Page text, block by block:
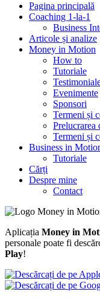
Pagina principală
Coaching 1-la-1
Business
Articole și analize
Money in Motion
How to
Tutoriale
Evenimente
Sponsori
Termeni și
Prelucrarea
Termeni și
Business in
Tutoriale
Cărți
Despre mine
Contact
Aplicația Money in
personale poate fi
Play!